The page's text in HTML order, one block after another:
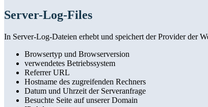
Server-Log-Files
In Server-Log-Dateien erhebt und speichert der Provider der
Browsertyp und Browserversion
verwendetes Betriebssystem
Referrer URL
Hostname des zugreifenden Rechners
Datum und Uhrzeit der Serveranfrage
Besuchte Seite auf unserer Domain